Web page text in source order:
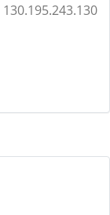
130.195.243.130